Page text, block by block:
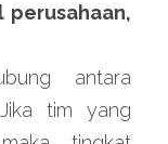
perusahaan,
antara
tim yang